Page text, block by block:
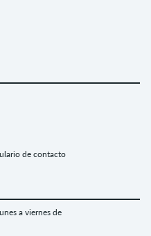
de contacto
a viernes de